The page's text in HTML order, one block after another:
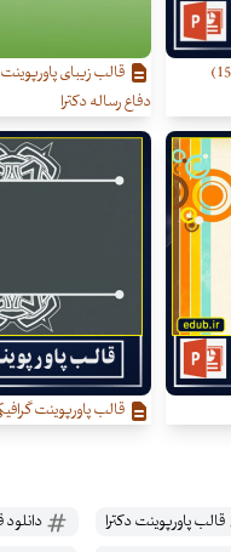
قالب زیبای پاورپوینت
دفاع رساله دکترا
قالب پاورپوینت
قالب پاورپوینت دکترا